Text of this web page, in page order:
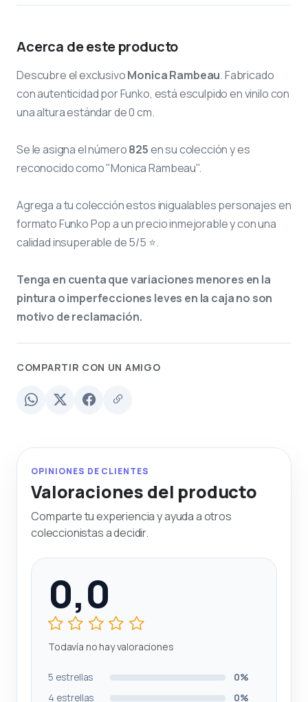
Acerca de este producto
Descubre el exclusivoMonica Rambeau. Fabricado
con autenticidad por Funko, está esculpido en vinilo con
una altura estándar de 0 cm.
Se le asigna el número825en su colección y es
reconocido como "Monica Rambeau".
Agrega a tu colección estos inigualables personajes en
formato Funko Pop a un precio inmejorable y con una
calidad insuperable de 5/5 ⭐.
Tenga en cuenta que variaciones menores en la
pintura o imperfecciones leves en la caja no son
motivo de reclamación.
COMPARTIR CON UN AMIGO
OPINIONES DE CLIENTES
Valoraciones del producto
Comparte tu experiencia y ayuda a otros
coleccionistas a decidir.
0,0
Todavía no hay valoraciones
5 estrellas
0%
4 estrellas
0%